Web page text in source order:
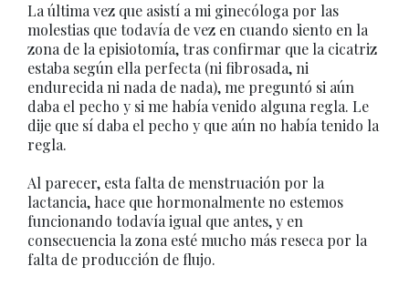
La última vez que asistí a mi ginecóloga por las
molestias que todavía de vez en cuando siento en la
zona de la episiotomía, tras confirmar que la cicatriz
estaba según ella perfecta (ni fibrosada, ni
endurecida ni nada de nada), me preguntó si aún
daba el pecho y si me había venido alguna regla. Le
dije que sí daba el pecho y que aún no había tenido la
regla.
Al parecer, esta falta de menstruación por la
lactancia, hace que hormonalmente no estemos
funcionando todavía igual que antes, y en
consecuencia la zona esté mucho más reseca por la
falta de producción de flujo.